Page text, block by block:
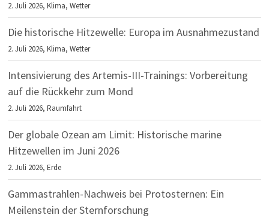
2. Juli 2026,Klima,Wetter
Die historische Hitzewelle: Europa im Ausnahmezustand
2. Juli 2026,Klima,Wetter
Intensivierung des Artemis-III-Trainings: Vorbereitung
auf die Rückkehr zum Mond
2. Juli 2026,Raumfahrt
Der globale Ozean am Limit: Historische marine
Hitzewellen im Juni 2026
2. Juli 2026,Erde
Gammastrahlen-Nachweis bei Protosternen: Ein
Meilenstein der Sternforschung